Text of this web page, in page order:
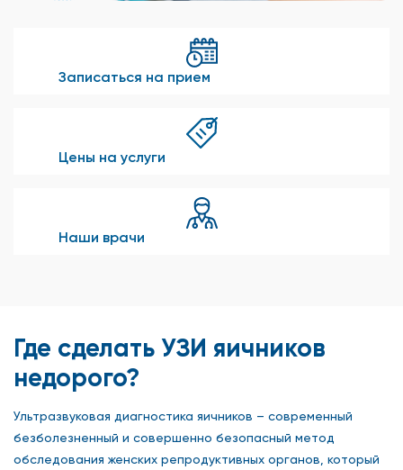
Записаться на прием
Цены на услуги
Наши врачи
Где сделать УЗИ яичников
недорого?
Ультразвуковая диагностика яичников – современный
безболезненный и совершенно безопасный метод
обследования женских репродуктивных органов, который